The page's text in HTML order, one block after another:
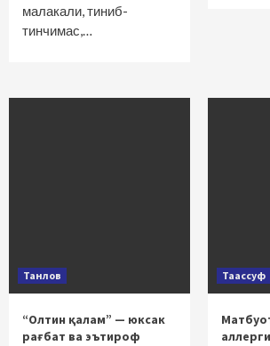
малакали, тиниб-
тинчимас,…
Танлов
“Олтин қалам” — юксак
рағбат ва эътироф
Таассуф